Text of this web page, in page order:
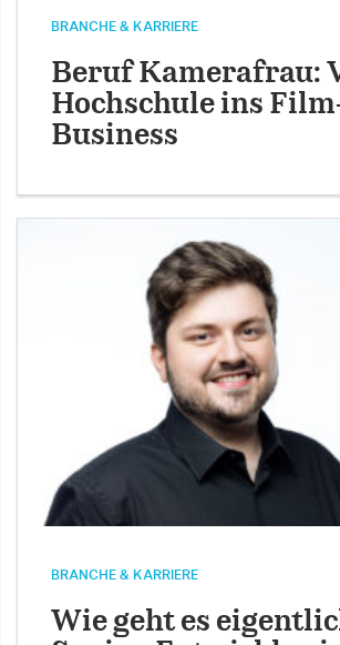
BRANCHE & KARRIERE
Beruf Kamerafrau:
Hochschule ins
Business
BRANCHE & KARRIERE
Wie geht es